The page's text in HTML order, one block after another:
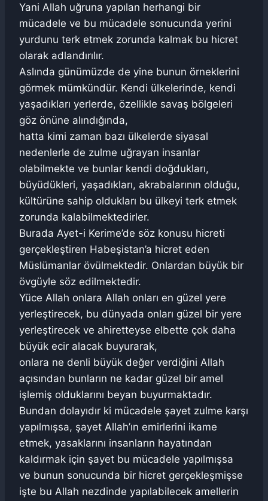
Yani Allah uğruna yapılan herhangi bir
mücadele ve bu mücadele sonucunda yerini
yurdunu terk etmek zorunda kalmak bu hicret
olarak adlandırılır.
Aslında günümüzde de yine bunun örneklerini
görmek mümkündür. Kendi ülkelerinde, kendi
yaşadıkları yerlerde, özellikle savaş bölgeleri
göz önüne alındığında,
hatta kimi zaman bazı ülkelerde siyasal
nedenlerle de zulme uğrayan insanlar
olabilmekte ve bunlar kendi doğdukları,
büyüdükleri, yaşadıkları, akrabalarının olduğu,
kültürüne sahip oldukları bu ülkeyi terk etmek
zorunda kalabilmektedirler.
Burada Ayet-i Kerime’de söz konusu hicreti
gerçekleştiren Habeşistan’a hicret eden
Müslümanlar övülmektedir. Onlardan büyük bir
övgüyle söz edilmektedir.
Yüce Allah onlara Allah onları en güzel yere
yerleştirecek, bu dünyada onları güzel bir yere
yerleştirecek ve ahiretteyse elbette çok daha
büyük ecir alacak buyurarak,
onlara ne denli büyük değer verdiğini Allah
açısından bunların ne kadar güzel bir amel
işlemiş olduklarını beyan buyurmaktadır.
Bundan dolayıdır ki mücadele şayet zulme karşı
yapılmışsa, şayet Allah’ın emirlerini ikame
etmek, yasaklarını insanların hayatından
kaldırmak için şayet bu mücadele yapılmışsa
ve bunun sonucunda bir hicret gerçekleşmişse
işte bu Allah nezdinde yapılabilecek amellerin